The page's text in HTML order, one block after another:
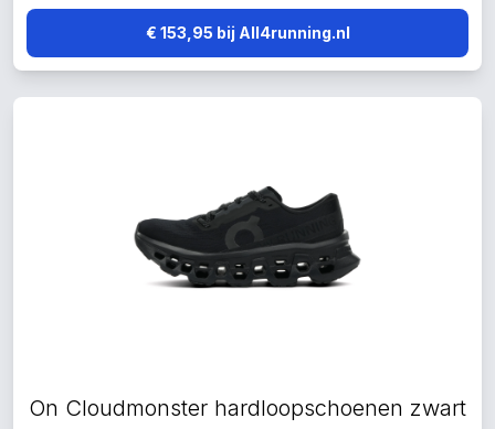
€ 153,95 bij All4running.nl
On Cloudmonster hardloopschoenen zwart